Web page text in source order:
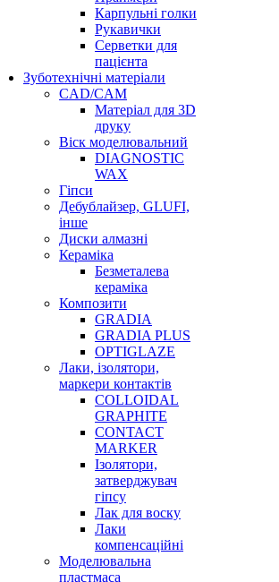
Карпульні голки
Рукавички
Серветки для
пацієнта
Зуботехнічні матеріали
CAD/CAM
Матеріал для 3D
друку
Віск моделювальний
DIAGNOSTIC
WAX
Гіпси
Дебублайзер, GLUFI,
інше
Диски алмазні
Кераміка
Безметалева
кераміка
Композити
GRADIA
GRADIA PLUS
OPTIGLAZE
Лаки, ізолятори,
маркери контактів
COLLOIDAL
GRAPHITE
CONTACT
MARKER
Ізолятори,
затверджувач
гіпсу
Лак для воску
Лаки
компенсаційні
Моделювальна
пластмаса